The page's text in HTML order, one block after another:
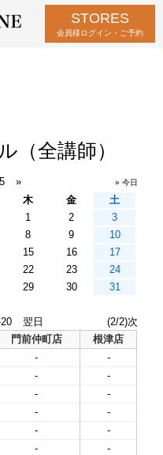
STORES
会員様ログイン・ご予約
（全講師）
» » 今日
木 金
土
1
2
3
8 9
10
15 16
17
22 23
24
29 30 31
翌日
(2/2)次
門前仲町店
根津店
-
-
-
-
-
-
-
-
-
-
-
-